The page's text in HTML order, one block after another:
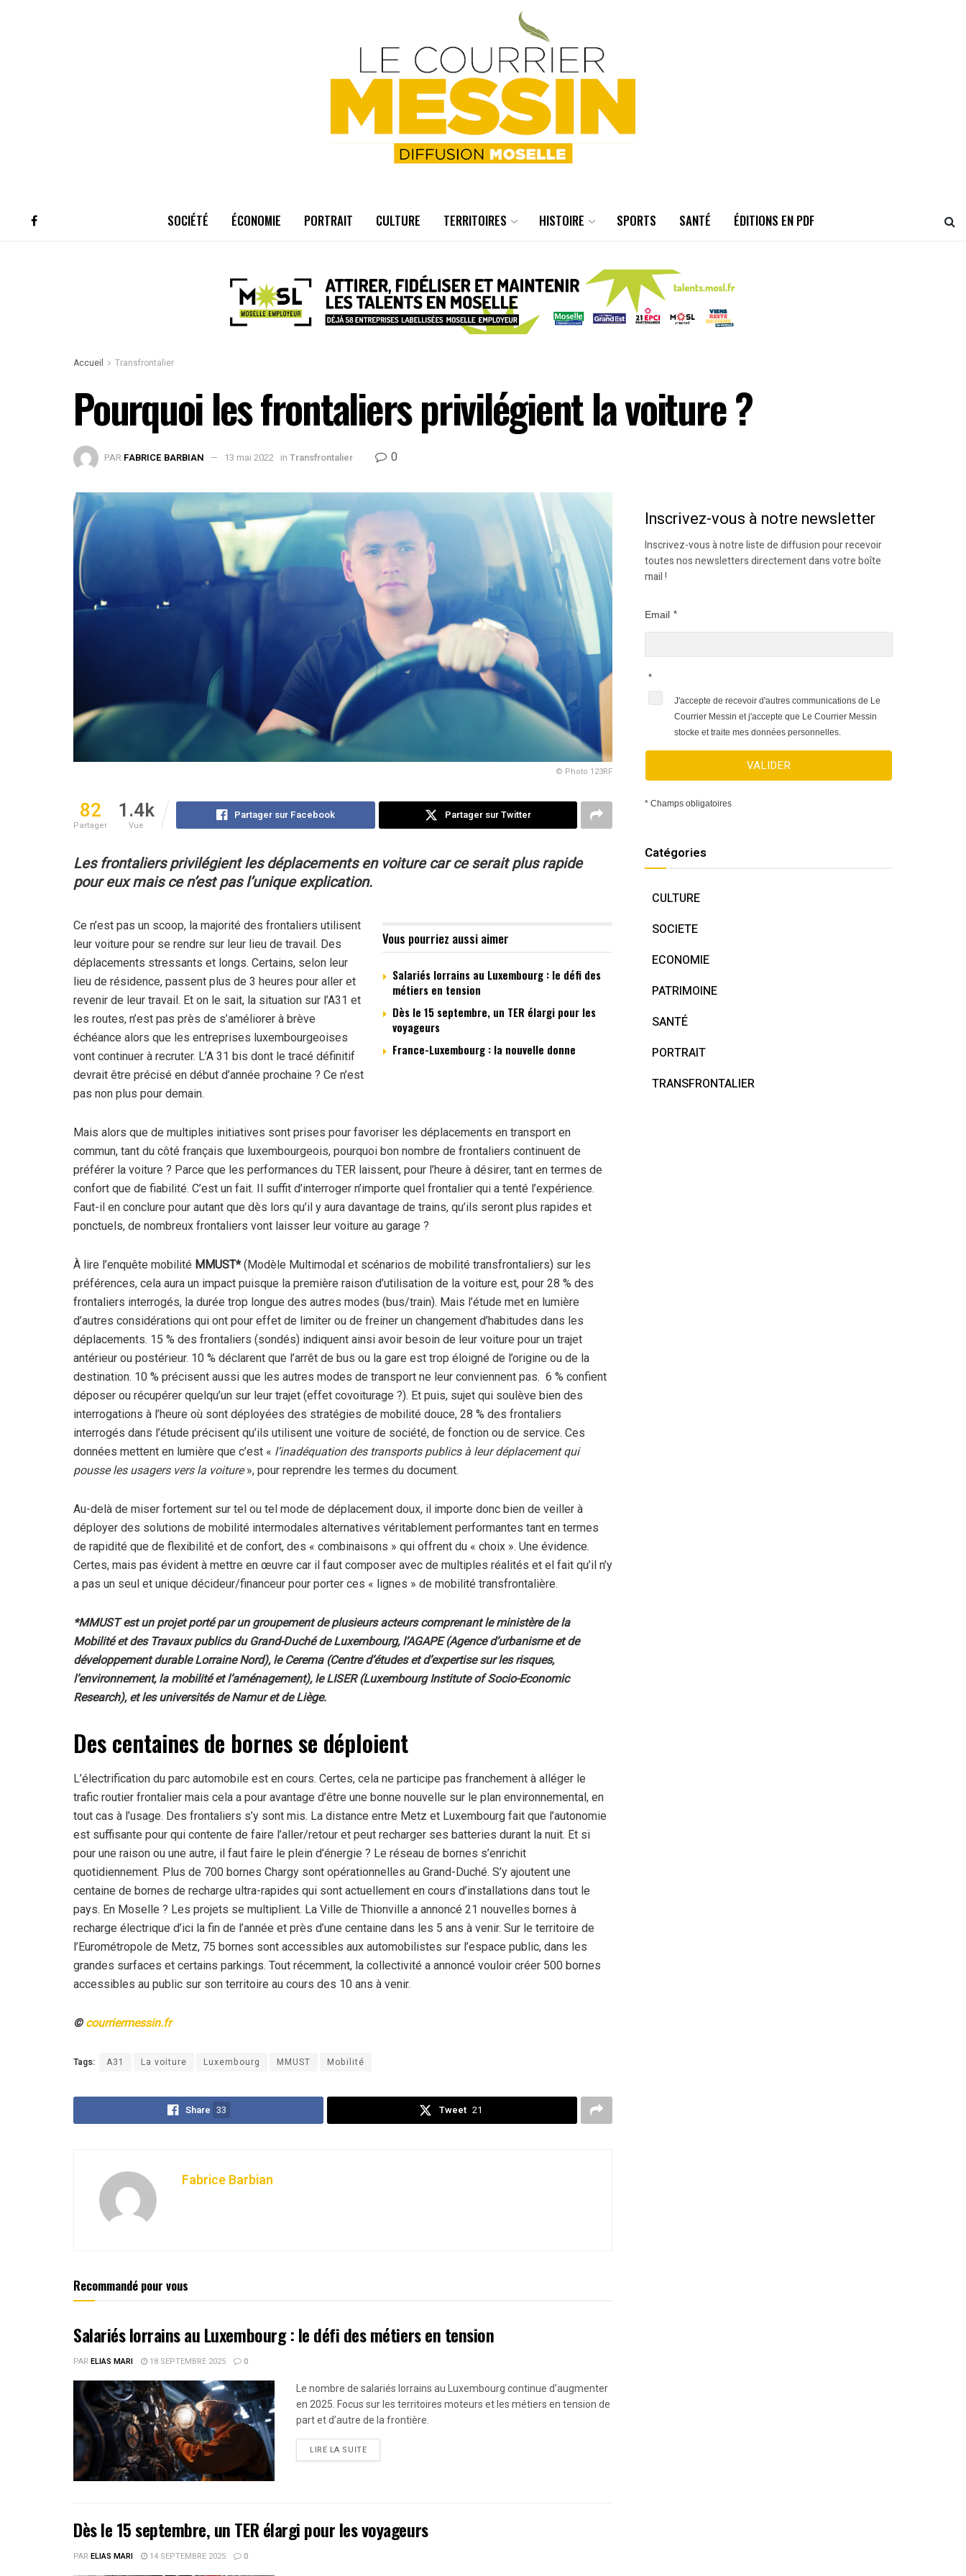
SOCIÉTÉ ÉCONOMIE PORTRAIT CULTURE TERRITOIRES HISTOIRE SPORTS SANTÉ ÉDITIONS EN PDF
Accueil Transfrontalier
Pourquoi les frontaliers privilégient la voiture ?
PAR FABRICE BARBIAN 13 mai 2022 in Transfrontalier 0
© Photo 123RF
82
Partager
1.4k
Vue
Partager sur Facebook Partager sur Twitter
Les frontaliers privilégient les déplacements en voiture car ce serait plus rapide
pour eux mais ce n’est pas l’unique explication.
Vous pourriez aussi aimer
Salariés lorrains au Luxembourg : le défi des
métiers en tension
Dès le 15 septembre, un TER élargi pour les
voyageurs
France-Luxembourg : la nouvelle donne
Ce n’est pas un scoop, la majorité des frontaliers utilisent
leur voiture pour se rendre sur leur lieu de travail. Des
déplacements stressants et longs. Certains, selon leur
lieu de résidence, passent plus de 3 heures pour aller et
revenir de leur travail. Et on le sait, la situation sur l’A31 et
les routes, n’est pas près de s’améliorer à brève
échéance alors que les entreprises luxembourgeoises
vont continuer à recruter. L’A 31 bis dont le tracé définitif
devrait être précisé en début d’année prochaine ? Ce n’est
pas non plus pour demain.
Mais alors que de multiples initiatives sont prises pour favoriser les déplacements en transport en
commun, tant du côté français que luxembourgeois, pourquoi bon nombre de frontaliers continuent de
préférer la voiture ? Parce que les performances du TER laissent, pour l’heure à désirer, tant en termes de
confort que de fiabilité. C’est un fait. Il suffit d’interroger n’importe quel frontalier qui a tenté l’expérience.
Faut-il en conclure pour autant que dès lors qu’il y aura davantage de trains, qu’ils seront plus rapides et
ponctuels, de nombreux frontaliers vont laisser leur voiture au garage ?
À lire l’enquête mobilité MMUST*(Modèle Multimodal et scénarios de mobilité transfrontaliers) sur les
préférences, cela aura un impact puisque la première raison d’utilisation de la voiture est, pour 28 % des
frontaliers interrogés, la durée trop longue des autres modes (bus/train). Mais l’étude met en lumière
d’autres considérations qui ont pour effet de limiter ou de freiner un changement d’habitudes dans les
déplacements. 15 % des frontaliers (sondés) indiquent ainsi avoir besoin de leur voiture pour un trajet
antérieur ou postérieur. 10 % déclarent que l’arrêt de bus ou la gare est trop éloigné de l’origine ou de la
destination. 10 % précisent aussi que les autres modes de transport ne leur conviennent pas. 6 % confient
déposer ou récupérer quelqu’un sur leur trajet (effet covoiturage ?). Et puis, sujet qui soulève bien des
interrogations à l’heure où sont déployées des stratégies de mobilité douce, 28 % des frontaliers
interrogés dans l’étude précisent qu’ils utilisent une voiture de société, de fonction ou de service. Ces
données mettent en lumière que c’est « l’inadéquation des transports publics à leur déplacement qui
pousse les usagers vers la voiture», pour reprendre les termes du document.
Au-delà de miser fortement sur tel ou tel mode de déplacement doux, il importe donc bien de veiller à
déployer des solutions de mobilité intermodales alternatives véritablement performantes tant en termes
de rapidité que de flexibilité et de confort, des « combinaisons » qui offrent du « choix ». Une évidence.
Certes, mais pas évident à mettre en œuvre car il faut composer avec de multiples réalités et el fait qu’il n’y
a pas un seul et unique décideur/financeur pour porter ces « lignes » de mobilité transfrontalière.
*MMUST est un projet porté par un groupement de plusieurs acteurs comprenant le ministère de la
Mobilité et des Travaux publics du Grand-Duché de Luxembourg, l’AGAPE (Agence d’urbanisme et de
développement durable Lorraine Nord), le Cerema (Centre d’études et d’expertise sur les risques,
l’environnement, la mobilité et l’aménagement), le LISER (Luxembourg Institute of Socio-Economic
Research), et les universités de Namur et de Liège.
Des centaines de bornes se déploient
L’électrification du parc automobile est en cours. Certes, cela ne participe pas franchement à alléger le
trafic routier frontalier mais cela a pour avantage d’être une bonne nouvelle sur le plan environnemental, en
tout cas à l’usage. Des frontaliers s’y sont mis. La distance entre Metz et Luxembourg fait que l’autonomie
est suffisante pour qui contente de faire l’aller/retour et peut recharger ses batteries durant la nuit. Et si
pour une raison ou une autre, il faut faire le plein d’énergie ? Le réseau de bornes s’enrichit
quotidiennement. Plus de 700 bornes Chargy sont opérationnelles au Grand-Duché. S’y ajoutent une
centaine de bornes de recharge ultra-rapides qui sont actuellement en cours d’installations dans tout le
pays. En Moselle ? Les projets se multiplient. La Ville de Thionville a annoncé 21 nouvelles bornes à
recharge électrique d’ici la fin de l’année et près d’une centaine dans les 5 ans à venir. Sur le territoire de
l’Eurométropole de Metz, 75 bornes sont accessibles aux automobilistes sur l’espace public, dans les
grandes surfaces et certains parkings. Tout récemment, la collectivité a annoncé vouloir créer 500 bornes
accessibles au public sur son territoire au cours des 10 ans à venir.
© courriermessin.fr
Tags: A31 La voiture Luxembourg MMUST Mobilité
Share 33 Tweet 21
Fabrice Barbian
Recommandé pour vous
Salariés lorrains au Luxembourg : le défi des métiers en tension
PAR ELIAS MARI 18 SEPTEMBRE 2025 0
Le nombre de salariés lorrains au Luxembourg continue d’augmenter
en 2025. Focus sur les territoires moteurs et les métiers en tension de
part et d’autre de la frontière.
LIRE LA SUITE
Dès le 15 septembre, un TER élargi pour les voyageurs
PAR ELIAS MARI 14 SEPTEMBRE 2025 0
Inscrivez-vous à notre newsletter
Inscrivez-vous à notre liste de diffusion pour recevoir
toutes nos newsletters directement dans votre boîte
mail !
Email *
*
J'accepte de recevoir d'autres communications de Le
Courrier Messin et j'accepte que Le Courrier Messin
stocke et traite mes données personnelles.
VALIDER
* Champs obligatoires
Catégories
CULTURE
SOCIETE
ECONOMIE
PATRIMOINE
SANTÉ
PORTRAIT
TRANSFRONTALIER